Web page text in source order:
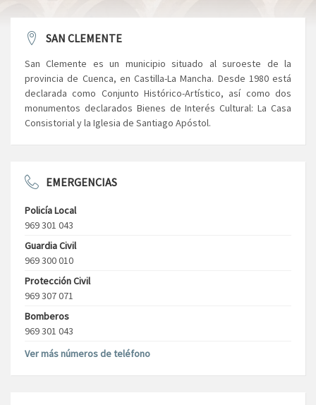
SAN CLEMENTE
San Clemente es un municipio situado al suroeste de la
provincia de Cuenca, en Castilla-La Mancha. Desde 1980 está
declarada como Conjunto Histórico-Artístico, así como dos
monumentos declarados Bienes de Interés Cultural: La Casa
Consistorial y la Iglesia de Santiago Apóstol.
EMERGENCIAS
Policía Local
969 301 043
Guardia Civil
969 300 010
Protección Civil
969 307 071
Bomberos
969 301 043
Ver más números de teléfono